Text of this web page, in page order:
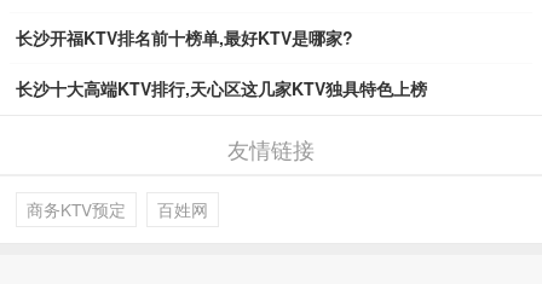
长沙开福KTV排名前十榜单,最好KTV是哪家?
长沙十大高端KTV排行,天心区这几家KTV独具特色上榜
友情链接
商务KTV预定 百姓网